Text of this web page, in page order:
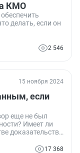
КМО
делать, если он
2 546
15 ноября 2024
если
еще не был
Имеет ли
доказательства
17 368